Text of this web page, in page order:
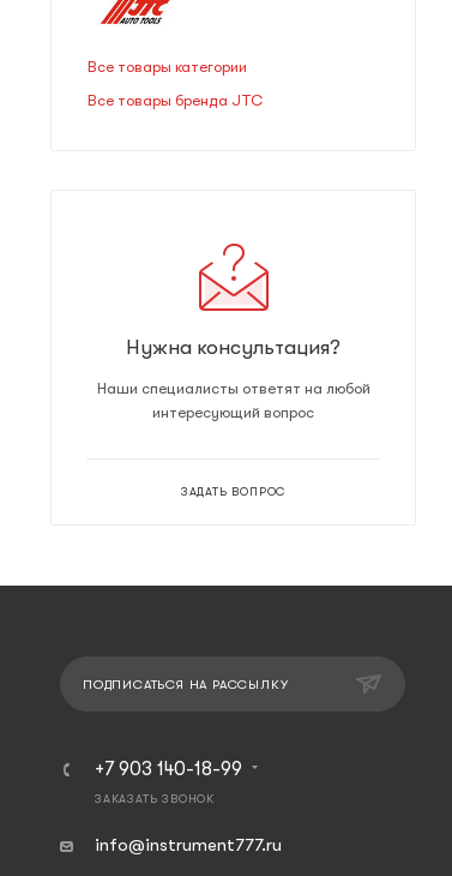
Все товары категории
Все товары бренда JTC
Нужна консультация?
Наши специалисты ответят на любой
интересующий вопрос
ЗАДАТЬ ВОПРОС
ПОДПИСАТЬСЯ НА РАССЫЛКУ
+7 903 140-18-99
ЗАКАЗАТЬ ЗВОНОК
info@instrument777.ru